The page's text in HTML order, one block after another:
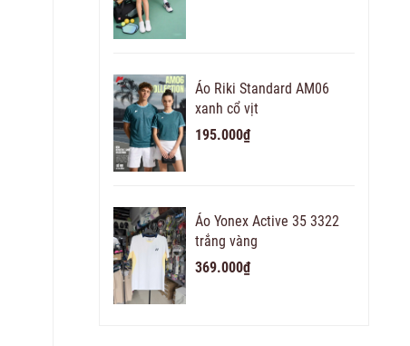
Áo Riki Standard AM06
xanh cổ vịt
195.000₫
Áo Yonex Active 35 3322
trắng vàng
369.000₫